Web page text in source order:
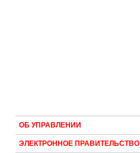
ОБ УПРАВЛЕНИИ
ЭЛЕКТРОННОЕ ПРАВИТЕЛЬСТВО